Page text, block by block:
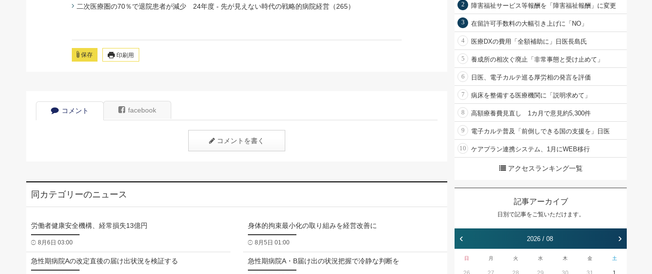
二次医療圏の70％で退院患者が減少 24年度 - 先が見えない時代の戦略的病院経営（265）
保存 印刷用
コメント facebook
コメントを書く
同カテゴリーのニュース
労働者健康安全機構、経常損失13億円
8月6日 03:00
身体的拘束最小化の取り組みを経営改善に
8月5日 01:00
急性期病院Aの改定直後の届け出状況を検証する 急性期病院A・B届け出の状況把握で冷静な判断を
2 障害福祉サービス等報酬を「障害福祉報酬」に変更
3 在留許可手数料の大幅引き上げに「NO」
4 医療DXの費用「全額補助に」日医長島氏
5 養成所の相次ぐ廃止「非常事態と受け止めて」
6 日医、電子カルテ巡る厚労相の発言を評価
7 病床を整備する医療機関に「説明求めて」
8 高額療養費見直し 1カ月で意見約5,300件
9 電子カルテ普及「前倒しできる国の支援を」日医
10 ケアプラン連携システム、1月にWEB移行
アクセスランキング一覧
記事アーカイブ
日別で記事をご覧いただけます。
‹ 2026 / 08 ›
日 月 火 水 木 金 土